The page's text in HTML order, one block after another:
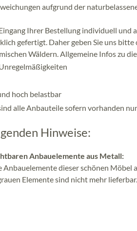
aufgrund der
Ihrer Bestellung individuell und
gefertigt. Daher geben Sie uns bitte
Wäldern. Allgemeine Infos zu
hoch belastbar
alle Anbauteile sofern vorhanden
Hinweise:
Anbauelemente aus Metall:
Anbauelemente dieser schönen
Elemente sind nicht mehr lieferbar.